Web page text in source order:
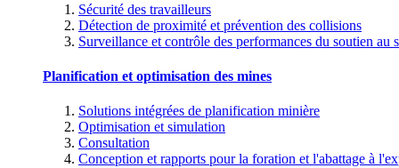
Sécurité des travailleurs
Détection de proximité et prévention des collisions
Surveillance et contrôle des performances du soutien au
Planification et optimisation des mines
Solutions intégrées de planification minière
Optimisation et simulation
Consultation
Conception et rapports pour la foration et l'abattage à